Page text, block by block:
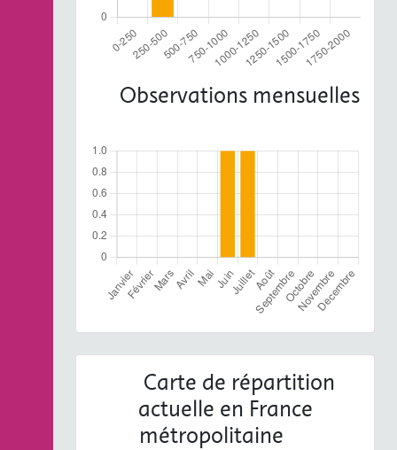
Observations mensuelles
Carte de répartition
actuelle en France
métropolitaine